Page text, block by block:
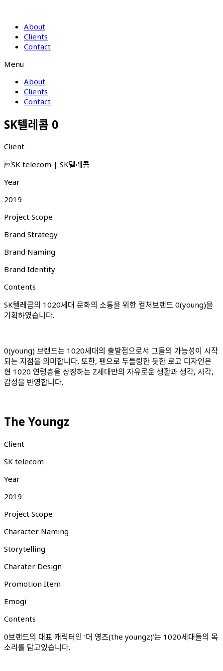
About
Clients
Contact
Menu
About
Clients
Contact
SK텔레콤 0
Client
SK telecom | SK텔레콤
Year
2019
Project Scope
Brand Strategy
Brand Naming
Brand Identity
Contents
SK텔레콤의 1020세대 문화의 소통을 위한 컬처브랜드 0(young)을
기획하였습니다.
0(young) 브랜드는 1020세대의 출발점으로서 그들의 가능성이 시작
되는 지점을 의미합니다. 또한, 펜으로 두들링한 듯한 로고 디자인은
현 1020 연령층을 상징하는 Z세대만의 자유로운 생활과 생각, 시각,
감성을 반영합니다.
The Youngz
Client
SK telecom
Year
2019
Project Scope
Character Naming
Storytelling
Charater Design
Promotion Item
Emogi
Contents
0브랜드의 대표 캐릭터인 ‘더 영즈(the youngz)’는 1020세대들의 목
소리를 담고있습니다.